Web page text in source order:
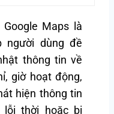
Maps là
người dùng đề
thông tin về
giờ hoạt động,
hiện thông tin
lỗi thời hoặc bị